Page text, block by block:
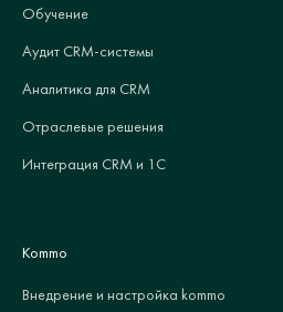
Обучение
Аудит CRM-системы
Аналитика для CRM
Отраслевые решения
Интеграция CRM и 1С
Kommo
Внедрение и настройка kommo